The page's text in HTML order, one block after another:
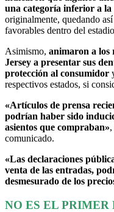
una categoría inferior a la
originalmente, quedando
favorables dentro del
Asimismo, animaron a los
Jersey a presentar sus
protección al consumidor
respectivos estados, si
«Artículos de prensa
podrían haber sido
asientos que compraban»
comunicado.
«Las declaraciones
venta de las entradas,
desmesurado de los
NO ES EL